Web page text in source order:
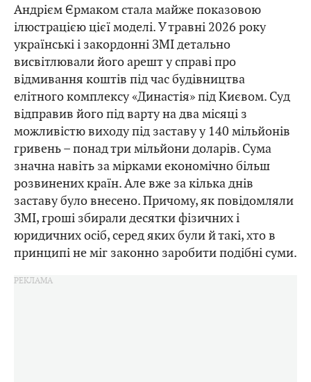
Андрієм Єрмаком стала майже показовою
ілюстрацією цієї моделі. У травні 2026 року
українські і закордонні ЗМІ детально
висвітлювали його арешт у справі про
відмивання коштів під час будівництва
елітного комплексу «Династія» під Києвом. Суд
відправив його під варту на два місяці з
можливістю виходу під заставу у 140 мільйонів
гривень – понад три мільйони доларів. Сума
значна навіть за мірками економічно більш
розвинених країн. Але вже за кілька днів
заставу було внесено. Причому, як повідомляли
ЗМІ, гроші збирали десятки фізичних і
юридичних осіб, серед яких були й такі, хто в
принципі не міг законно заробити подібні суми.